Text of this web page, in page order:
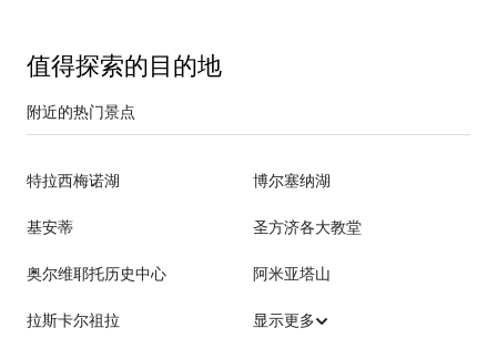
值得探索的目的地
附近的热门景点
特拉西梅诺湖 博尔塞纳湖
基安蒂 圣方济各大教堂
奥尔维耶托历史中心 阿米亚塔山
拉斯卡尔祖拉 显示更多